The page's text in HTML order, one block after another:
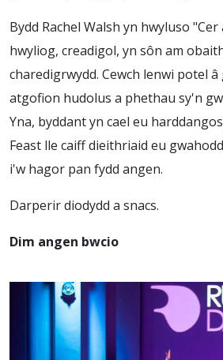
Bydd Rachel Walsh yn hwyluso
hwyliog, creadigol, yn sôn am
charedigrwydd. Cewch lenwi potel
atgofion hudolus a phethau sy'n
Yna, byddant yn cael eu
Feast lle caiff dieithriaid eu
i'w hagor pan fydd angen.
Darperir diodydd a snacs.
Dim angen bwcio